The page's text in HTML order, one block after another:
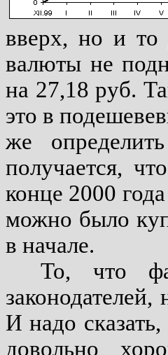
вверх, но и то
валюты не
на 27,18 руб.
это в
же
получается,
конце 2000
можно было
в начале.
То, что
И надо
довольно